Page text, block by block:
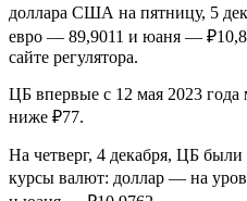
доллара США на пятницу, 5
евро — 89,9011 и юаня —
сайте регулятора.
ЦБ впервые с 12 мая 2023 года
ниже ₽77.
На четверг, 4 декабря, ЦБ
курсы валют: доллар — на